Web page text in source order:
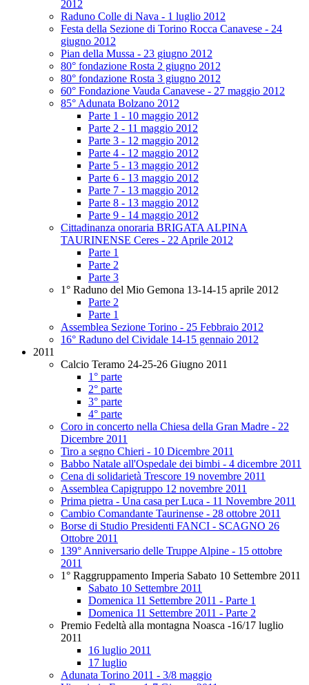
2012
Raduno Colle di Nava - 1 luglio 2012
Festa della Sezione di Torino Rocca Canavese - 24
giugno 2012
Pian della Mussa - 23 giugno 2012
80° fondazione Rosta 2 giugno 2012
80° fondazione Rosta 3 giugno 2012
60° Fondazione Vauda Canavese - 27 maggio 2012
85° Adunata Bolzano 2012
Parte 1 - 10 maggio 2012
Parte 2 - 11 maggio 2012
Parte 3 - 12 maggio 2012
Parte 4 - 12 maggio 2012
Parte 5 - 13 maggio 2012
Parte 6 - 13 maggio 2012
Parte 7 - 13 maggio 2012
Parte 8 - 13 maggio 2012
Parte 9 - 14 maggio 2012
Cittadinanza onoraria BRIGATA ALPINA
TAURINENSE Ceres - 22 Aprile 2012
Parte 1
Parte 2
Parte 3
1° Raduno del Mio Gemona 13-14-15 aprile 2012
Parte 2
Parte 1
Assemblea Sezione Torino - 25 Febbraio 2012
16° Raduno del Cividale 14-15 gennaio 2012
2011
Calcio Teramo 24-25-26 Giugno 2011
1° parte
2° parte
3° parte
4° parte
Coro in concerto nella Chiesa della Gran Madre - 22
Dicembre 2011
Tiro a segno Chieri - 10 Dicembre 2011
Babbo Natale all'Ospedale dei bimbi - 4 dicembre 2011
Cena di solidarietà Trescore 19 novembre 2011
Assemblea Capigruppo 12 novembre 2011
Prima pietra - Una casa per Luca - 11 Novembre 2011
Cambio Comandante Taurinense - 28 ottobre 2011
Borse di Studio Presidenti FANCI - SCAGNO 26
Ottobre 2011
139° Anniversario delle Truppe Alpine - 15 ottobre
2011
1° Raggruppamento Imperia Sabato 10 Settembre 2011
Sabato 10 Settembre 2011
Domenica 11 Settembre 2011 - Parte 1
Domenica 11 Settembre 2011 - Parte 2
Premio Fedeltà alla montagna Noasca -16/17 luglio
2011
16 luglio 2011
17 luglio
Adunata Torino 2011 - 3/8 maggio